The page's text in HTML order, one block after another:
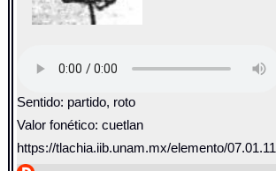
Sentido: partido, roto
Valor fonético: cuetlan
https://tlachia.iib.unam.mx/elemento/07.01.11